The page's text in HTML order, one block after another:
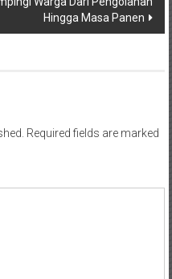
Hingga Masa Panen
Required fields are marked